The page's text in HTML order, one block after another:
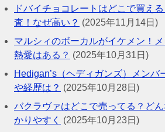
ドバイチョコレートはどこで買え
査！なぜ高い？ (2025年11月14日)
マルシィのボーカルがイケメン！
熱愛はある？ (2025年10月31日)
Hedigan’s（ヘディガンズ）メンバ
や経歴は？ (2025年10月28日)
バクラヴァはどこで売ってる？ど
かりやすく
(2025年10月23日)